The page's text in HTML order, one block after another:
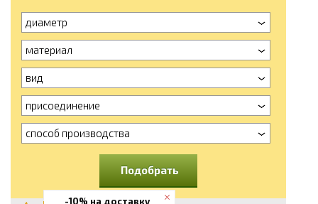
диаметр
материал
вид
присоединение
способ производства
Подобрать
-10% на доставку